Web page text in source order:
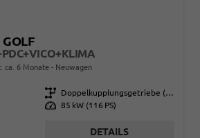
ca. 6 Monate Neuwagen
Getriebe
Doppelkupplungsgetriebe (DSG)
Leistung 85 kW (116 PS)
DETAILS